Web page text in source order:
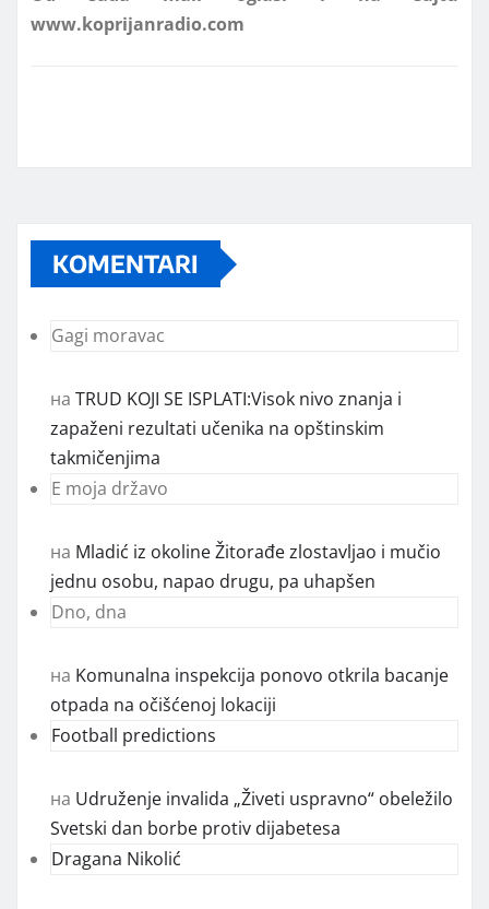
KOMENTARI
Gagi moravac
на TRUD KOJI SE ISPLATI:Visok nivo znanja i
zapaženi rezultati učenika na opštinskim
takmičenjima
E moja državo
на Mladić iz okoline Žitorađe zlostavljao i mučio
jednu osobu, napao drugu, pa uhapšen
Dno, dna
на Komunalna inspekcija ponovo otkrila bacanje
otpada na očišćenoj lokaciji
Football predictions
на Udruženje invalida „Živeti uspravno“ obeležilo
Svetski dan borbe protiv dijabetesa
Dragana Nikolić